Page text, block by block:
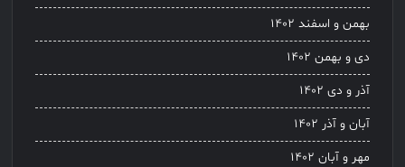
بهمن و اسفند ۱۴۰۲
دی و بهمن ۱۴۰۲
آذر و دی ۱۴۰۲
آبان و آذر ۱۴۰۲
مهر و آبان ۱۴۰۲